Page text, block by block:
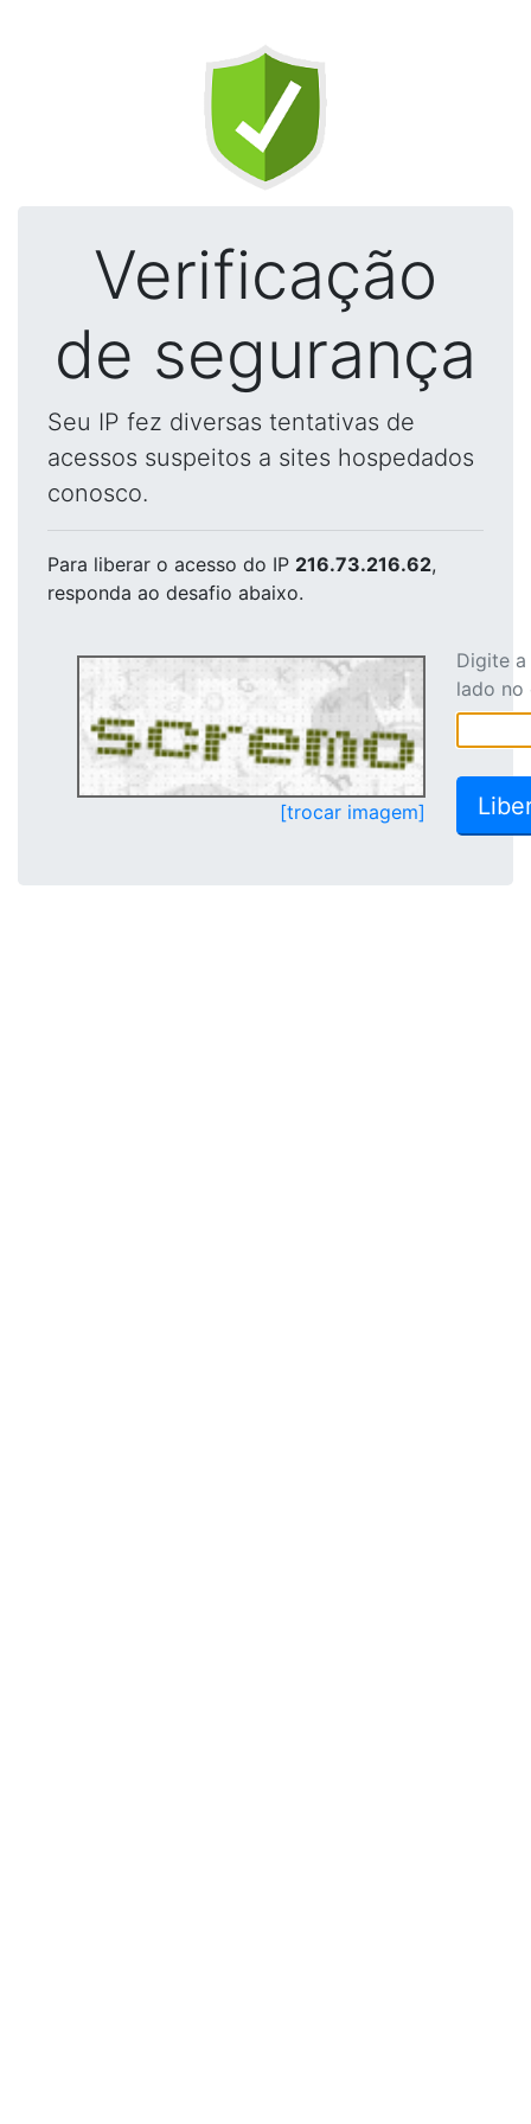
Verificação
de segurança
Seu IP fez diversas tentativas de
acessos suspeitos a sites hospedados
conosco.
Para liberar o acesso do IP 216.73.216.62,
responda ao desafio abaixo.
[trocar imagem]
Digite
lado no